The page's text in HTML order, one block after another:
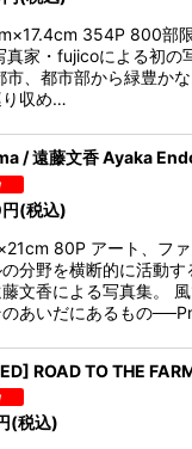
354P 800部
真家・fujicoによる初の
市、都市部から緑豊か
収め…
/ 遠藤文香 Ayaka
円(税込)
80P アート、フ
分野を横断的に活動す
文香による写真集。
のあいだにあるもの
ROAD TO THE
(税込)